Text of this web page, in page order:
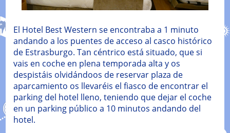
El Hotel Best Western se encontraba a 1 minuto
andando a los puentes de acceso al casco histórico
de Estrasburgo. Tan céntrico está situado, que si
vais en coche en plena temporada alta y os
despistáis olvidándoos de reservar plaza de
aparcamiento os llevaréis el fiasco de encontrar el
parking del hotel lleno, teniendo que dejar el coche
en un parking público a 10 minutos andando del
hotel.